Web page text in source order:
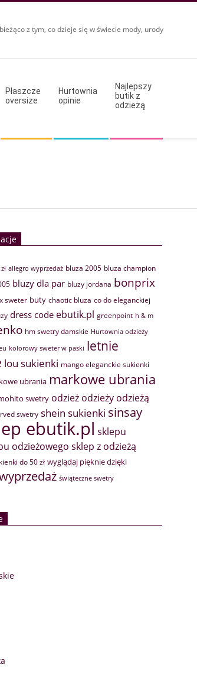
z tym, co dzieje się w świecie mody, urody
Płaszcze
oversize
Hurtownia
opinie
Najlepszy
butik z
odzieżą
allegro wyprzedaż bluza 2005 bluza champion
bluzy dla par bluzy jordana bonprix
sweter buty chaotic bluza co do eleganckiej
dress code ebutik.pl greenpoint h & m
hm swetry damskie Hurtownia odzieży
kolorowy sweter w paski letnie
lou sukienki mango eleganckie sukienki
ubrania markowe ubrania
swetry odzież odzieży odzieżą
swetry shein sukienki sinsay
ebutik.pl sklepu
odzieżowego sklep z odzieżą
do 50 zł wyglądaj pięknie dzięki
świąteczne swetry